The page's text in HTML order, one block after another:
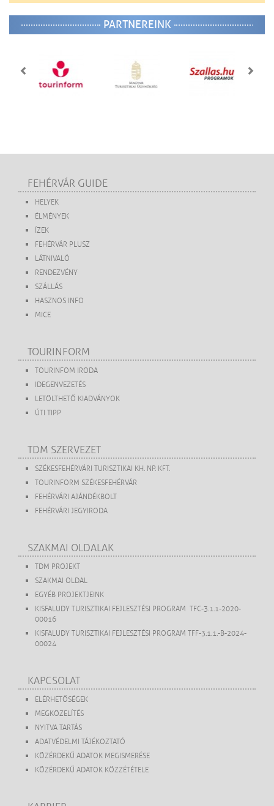
PARTNEREINK
FEHÉRVÁR GUIDE
HELYEK
ÉLMÉNYEK
ÍZEK
FEHÉRVÁR PLUSZ
LÁTNIVALÓ
RENDEZVÉNY
SZÁLLÁS
HASZNOS INFO
MICE
TOURINFORM
TOURINFOM IRODA
IDEGENVEZETÉS
LETÖLTHETŐ KIADVÁNYOK
ÚTI TIPP
TDM SZERVEZET
SZÉKESFEHÉRVÁRI TURISZTIKAI KH. NP. KFT.
TOURINFORM SZÉKESFEHÉRVÁR
FEHÉRVÁRI AJÁNDÉKBOLT
FEHÉRVÁRI JEGYIRODA
SZAKMAI OLDALAK
TDM PROJEKT
SZAKMAI OLDAL
EGYÉB PROJEKTJEINK
KISFALUDY TURISZTIKAI FEJLESZTÉSI PROGRAM TFC-3.1.1-2020-
00016
KISFALUDY TURISZTIKAI FEJLESZTÉSI PROGRAM TFF-3.1.1.-B-2024-
00024
KAPCSOLAT
ELÉRHETŐSÉGEK
MEGKÖZELÍTÉS
NYITVA TARTÁS
ADATVÉDELMI TÁJÉKOZTATÓ
KÖZÉRDEKŰ ADATOK MEGISMERÉSE
KÖZÉRDEKŰ ADATOK KÖZZÉTÉTELE